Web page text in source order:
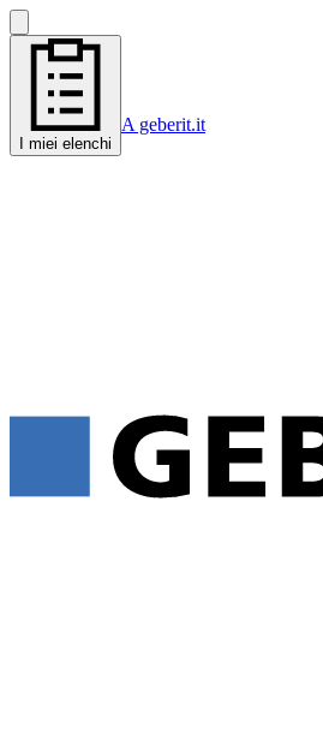
I miei elenchi
A geberit.it